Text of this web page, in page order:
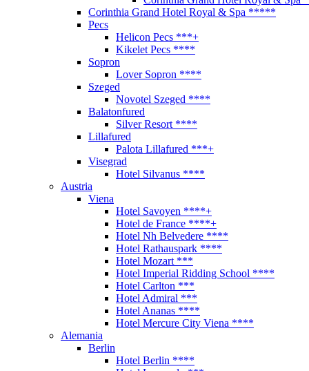
Corinthia Grand Hotel Royal & Spa *****
Pecs
Helicon Pecs ***+
Kikelet Pecs ****
Sopron
Lover Sopron ****
Szeged
Novotel Szeged ****
Balatonfured
Silver Resort ****
Lillafured
Palota Lillafured ***+
Visegrad
Hotel Silvanus ****
Austria
Viena
Hotel Savoyen ****+
Hotel de France ****+
Hotel Nh Belvedere ****
Hotel Rathauspark ****
Hotel Mozart ***
Hotel Imperial Ridding School ****
Hotel Carlton ***
Hotel Admiral ***
Hotel Ananas ****
Hotel Mercure City Viena ****
Alemania
Berlin
Hotel Berlin ****